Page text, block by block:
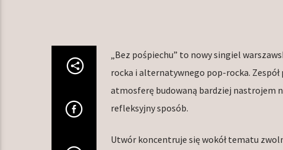
„Bez pośpiechu” to nowy singiel
rocka i alternatywnego pop-rocka.
atmosferę budowaną bardziej nastrojem
refleksyjny sposób.
Utwór koncentruje się wokół tematu